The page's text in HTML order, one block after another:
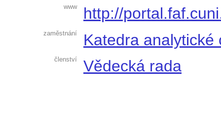
http://
Katedra analytické
Vědecká rada